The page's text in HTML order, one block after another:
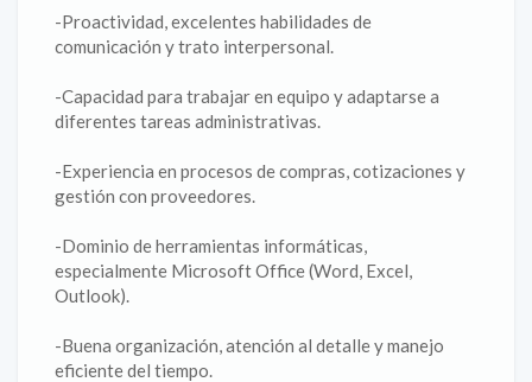
-Proactividad, excelentes habilidades de
comunicación y trato interpersonal.
-Capacidad para trabajar en equipo y adaptarse a
diferentes tareas administrativas.
-Experiencia en procesos de compras, cotizaciones y
gestión con proveedores.
-Dominio de herramientas informáticas,
especialmente Microsoft Office (Word, Excel,
Outlook).
-Buena organización, atención al detalle y manejo
eficiente del tiempo.